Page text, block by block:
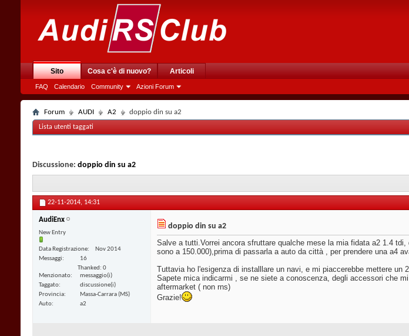
Sito
FAQ Calendario Community Azioni Forum
Cosa c'è di nuovo? Articoli
Forum AUDI A2 doppio din su a2
Lista utenti taggati
Discussione: doppio din su a2
22-11-2014, 14:31
AudiEnx
New Entry
Data Registrazione
Nov 2014
Messaggi
16
Thanked: 0
Menzionato
messaggio(i)
Taggato
discussione(i)
Provincia
Massa-Carrara (MS)
Auto
a2
doppio din su a2
Salve a tutti.Vorrei ancora sfruttare qualche mese la mia fidata a2 1.4
sono a 150.000),prima di passarla a auto da città , per prendere una a4
Tuttavia ho l'esigenza di installlare un navi, e mi piaccerebbe mettere un
Sapete mica indicarmi , se ne siete a conoscenza, degli accessori che
aftermarket ( non rns)
Grazie!